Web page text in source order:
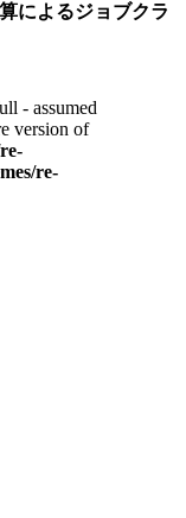
によるジョブクラ
- assumed
version of
re-